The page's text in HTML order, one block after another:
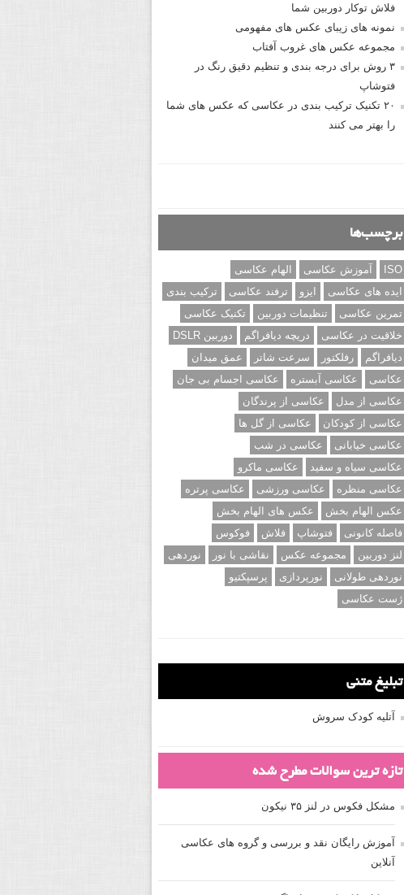
فلاش توکار دوربین شما
نمونه های زیبای عکس های مفهومی
مجموعه عکس های غروب آفتاب
۳ روش برای درجه بندی و تنظیم دقیق رنگ در
فتوشاپ
۲۰ تکنیک ترکیب بندی در عکاسی که عکس های شما
را بهتر می کنند
برچسب‌ها
ISO آموزش عکاسی
الهام عکاسی
ایده های عکاسی
ایزو ترفند عکاسی
ترکیب بندی
تمرین عکاسی
تنظیمات دوربین
تکنیک عکاسی
خلاقیت در عکاسی
دریچه دیافراگم
دیافراگم
رفلکتور سرعت شاتر
عمق میدان
عکاسی
عکاسی آبستره
عکاسی اجسام بی جان
عکاسی از مدل
عکاسی از پرندگان
عکاسی از کودکان
عکاسی از گل ها
عکاسی خیابانی
عکاسی در شب
عکاسی سیاه و سفید
عکاسی ماکرو
عکاسی منظره
عکاسی ورزشی
عکاسی پرتره
عکس الهام بخش
عکس های الهام بخش
فاصله کانونی
تبلیغ متنی
تازه ترین سوالات مطرح شده